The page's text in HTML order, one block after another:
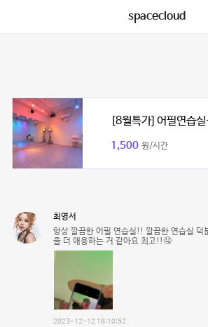
spacecloud
[8월특가] 어필연습
1,500 원/시간
최영서
항상 깔끔한 어필 연습실!! 깔끔한 연습실 덕
을 더 애용하는 거 같아요 최고!!🤤
2023-12-12 18:10:52